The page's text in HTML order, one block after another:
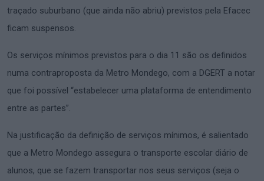
traçado suburbano (que ainda não abriu) previstos pela Efacec
ficam suspensos.
Os serviços mínimos previstos para o dia 11 são os definidos
numa contraproposta da Metro Mondego, com a DGERT a notar
que foi possível “estabelecer uma plataforma de entendimento
entre as partes”.
Na justificação da definição de serviços mínimos, é salientado
que a Metro Mondego assegura o transporte escolar diário de
alunos, que se fazem transportar nos seus serviços (seja o